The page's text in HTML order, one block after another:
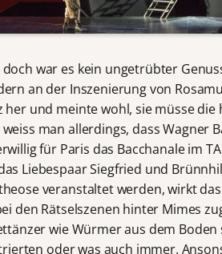
war es kein ungetrübter
an der Inszenierung von
her und meinte wohl, sie müsse
man allerdings, dass Wagner
für Paris das Bacchanale im
Liebespaar Siegfried und
veranstaltet werden, wirkt
den Rätselszenen hinter Mimes
wie Würmer aus dem
oder was auch immer.